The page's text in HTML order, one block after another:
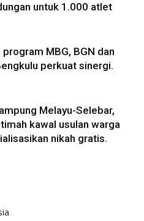
untuk 1.000 atlet
MBG, BGN dan
perkuat sinergi.
Melayu-Selebar,
kawal usulan warga
nikah gratis.